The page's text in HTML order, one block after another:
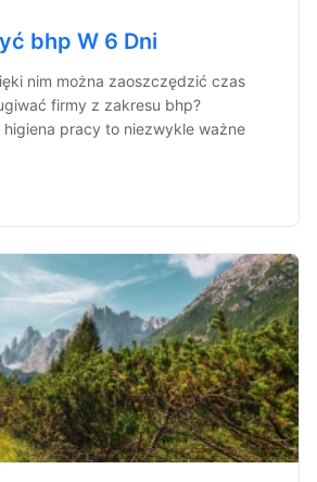
bhp W 6 Dni
nim można zaoszczędzić czas
firmy z zakresu bhp?
pracy to niezwykle ważne